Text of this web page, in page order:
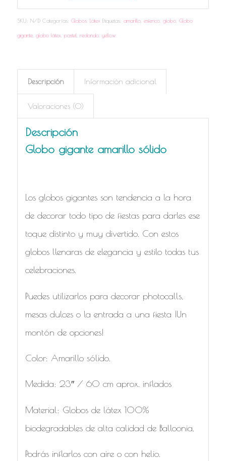
SKU: N/D Categorías: Globos, Látex Etiquetas: amarillo, esferico, globo, Globo
gigante, globo látex pastel redondo, yellow
Descripción Información adicional
Valoraciones (0)
Descripción
Globo gigante amarillo sólido
Los globos gigantes son tendencia a la hora
de decorar todo tipo de fiestas para darles ese
toque distinto y muy divertido. Con estos
globos llenaras de elegancia y estilo todas tus
celebraciones.
Puedes utilizarlos para decorar photocalls,
mesas dulces o la entrada a una fiesta ¡Un
montón de opciones!
Color: Amarillo sólido.
Medida: 23″ / 60 cm aprox. inflados
Material: Globos de látex 100%
biodegradables de alta calidad de Balloonia.
Podrás inflarlos con aire o con helio.